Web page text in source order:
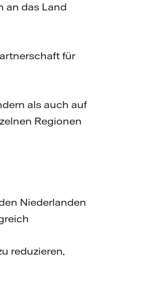
an das Land
für
als auch auf
Regionen
Niederlanden
reduzieren,